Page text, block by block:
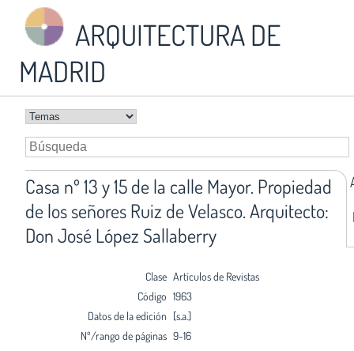
ARQUITECTURA DE
MADRID
Casa nº 13 y 15 de la calle Mayor. Propiedad
de los señores Ruiz de Velasco. Arquitecto:
Don José López Sallaberry
Clase Artículos de Revistas
Código 1963
Datos de la edición [s.a.]
Nº/rango de páginas 9-16